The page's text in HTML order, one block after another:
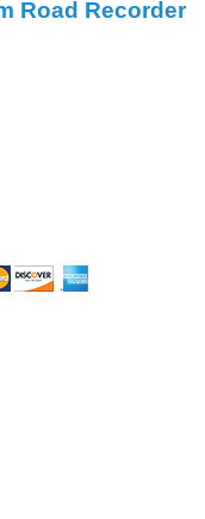
Road Recorder